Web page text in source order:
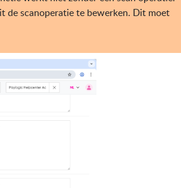
de scanoperatie te bewerken. Dit moet